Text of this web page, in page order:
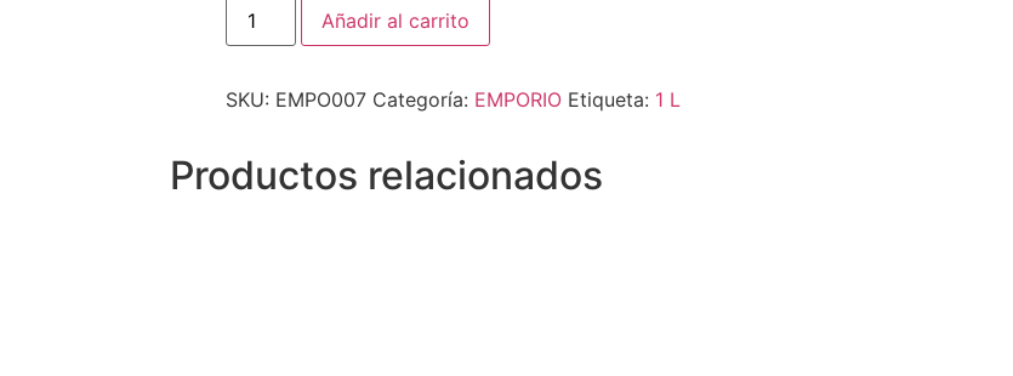
Añadir al carrito
SKU: EMPO007 Categoría: EMPORIO Etiqueta: 1 L
Productos relacionados